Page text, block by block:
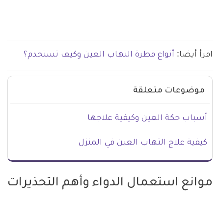
اقرأ أيضا: أنواع قطرة التهاب العين وكيف تستخدم؟
موضوعات متعلقة
أسباب حكة العين وكيفية علاجها
كيفية علاج التهاب العين في المنزل
موانع استعمال الدواء وأهم التحذيرات